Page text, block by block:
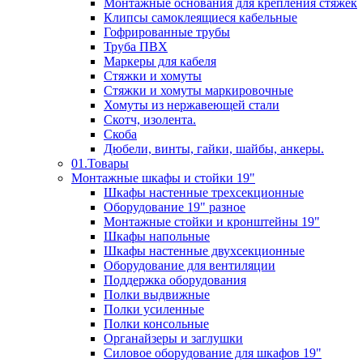
Монтажные основания для крепления стяжек
Клипсы самоклеящиеся кабельные
Гофрированные трубы
Труба ПВХ
Маркеры для кабеля
Стяжки и хомуты
Стяжки и хомуты маркировочные
Хомуты из нержавеющей стали
Скотч, изолента.
Скоба
Дюбели, винты, гайки, шайбы, анкеры.
01.Товары
Монтажные шкафы и стойки 19"
Шкафы настенные трехсекционные
Оборудование 19" разное
Монтажные стойки и кронштейны 19"
Шкафы напольные
Шкафы настенные двухсекционные
Оборудование для вентиляции
Поддержка оборудования
Полки выдвижные
Полки усиленные
Полки консольные
Органайзеры и заглушки
Силовое оборудование для шкафов 19"